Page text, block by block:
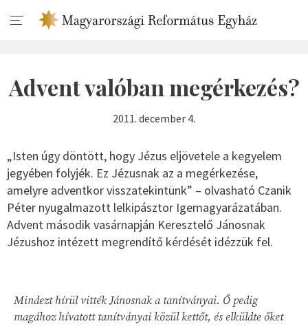
Advent valóban megérkezés?
2011. december 4.
„Isten úgy döntött, hogy Jézus eljövetele a kegyelem
jegyében folyjék. Ez Jézusnak az a megérkezése,
amelyre adventkor visszatekintünk” – olvasható Czanik
Péter nyugalmazott lelkipásztor Igemagyarázatában.
Advent második vasárnapján Keresztelő Jánosnak
Jézushoz intézett megrendítő kérdését idézzük fel.
Mindezt hírül vitték Jánosnak a tanítványai. Ő pedig
magához hívatott tanítványai közül kettőt, és elküldte őket